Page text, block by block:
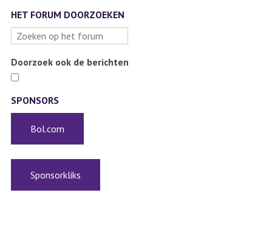
HET FORUM DOORZOEKEN
Doorzoek ook de berichten
SPONSORS
Bol.com
Sponsorkliks